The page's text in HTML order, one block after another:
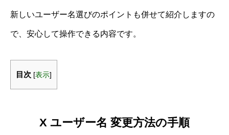
新しいユーザー名選びのポイントも併せて紹介しますの
で、安心して操作できる内容です。
目次 [表示]
X ユーザー名 変更方法の手順